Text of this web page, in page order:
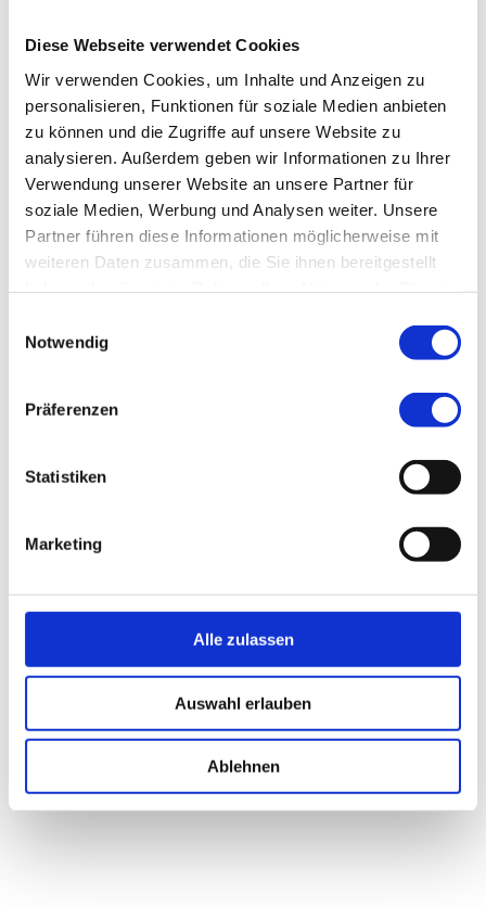
Diese Webseite verwendet Cookies
Wir verwenden Cookies, um Inhalte und Anzeigen zu
personalisieren, Funktionen für soziale Medien anbieten
zu können und die Zugriffe auf unsere Website zu
analysieren. Außerdem geben wir Informationen zu Ihrer
Verwendung unserer Website an unsere Partner für
soziale Medien, Werbung und Analysen weiter. Unsere
Partner führen diese Informationen möglicherweise mit
weiteren Daten zusammen, die Sie ihnen bereitgestellt
Notwendig
Präferenzen
Statistiken
Marketing
Alle zulassen
Auswahl erlauben
Ablehnen
Patienten
So verläuft die Ausbildung
Theorie- und Praxisteil der Ausbildung
AZAV-zertifiziert - Bildungsgutschein nutzen!